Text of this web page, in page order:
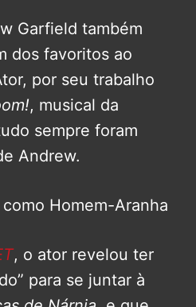
Garfield também
dos favoritos ao
por seu trabalho
, musical da
sempre foram
Andrew.
, o ator revelou ter
para se juntar à